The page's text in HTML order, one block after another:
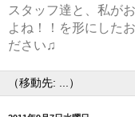
スタッフ達と、私が
よね！！を形にした
ださい♫